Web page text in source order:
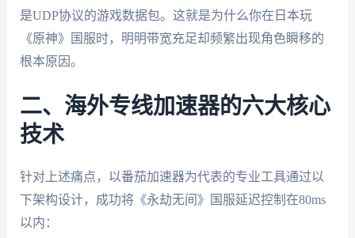
是UDP协议的游戏数据包。这就是为什么你在日本玩
《原神》国服时，明明带宽充足却频繁出现角色瞬移的
根本原因。
二、海外专线加速器的六大核心
技术
针对上述痛点，以番茄加速器为代表的专业工具通过以
下架构设计，成功将《永劫无间》国服延迟控制在80ms
以内：